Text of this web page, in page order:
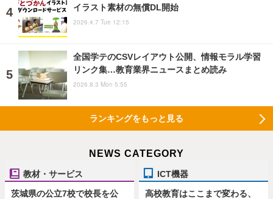
イラスト素材の無償DL開始
2026.4.7 Tue 12:15
全国学テのCSVレイアウト公開、情報モラル学習
リンク集…教育業界ニュースまとめ読み
2026.8.3 Mon 5:55
ランキングをもっと見る
NEWS CATEGORY
教材・サービス
茨城県の公立7校で校長を公
ICT機器
高校教育はここまで変わる、